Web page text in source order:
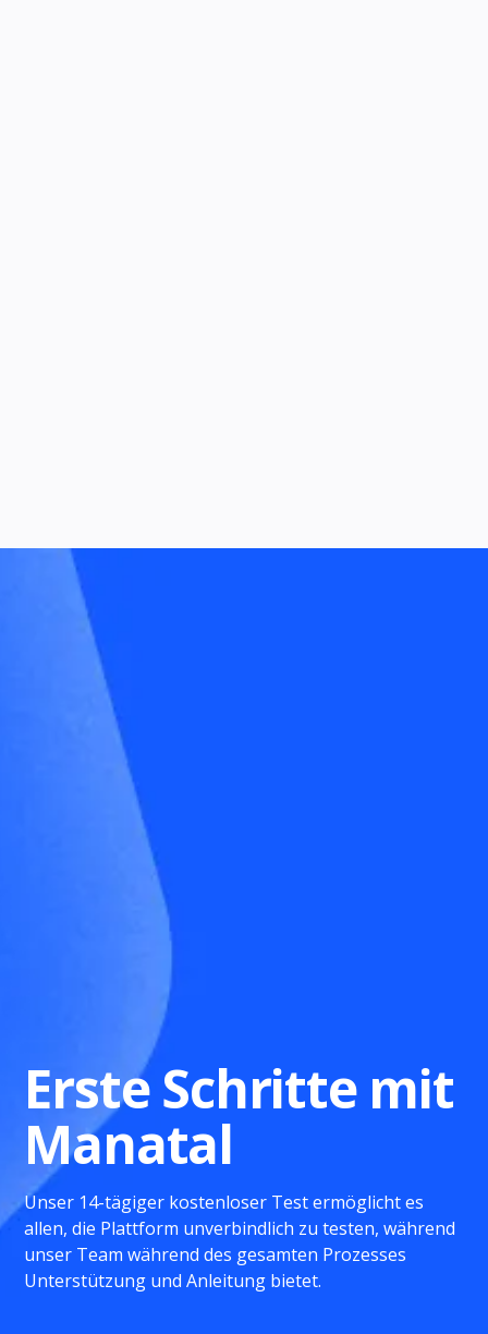
Erste Schritte mit
Manatal
Unser 14-tägiger kostenloser Test ermöglicht es
allen, die Plattform unverbindlich zu testen, während
unser Team während des gesamten Prozesses
Unterstützung und Anleitung bietet.